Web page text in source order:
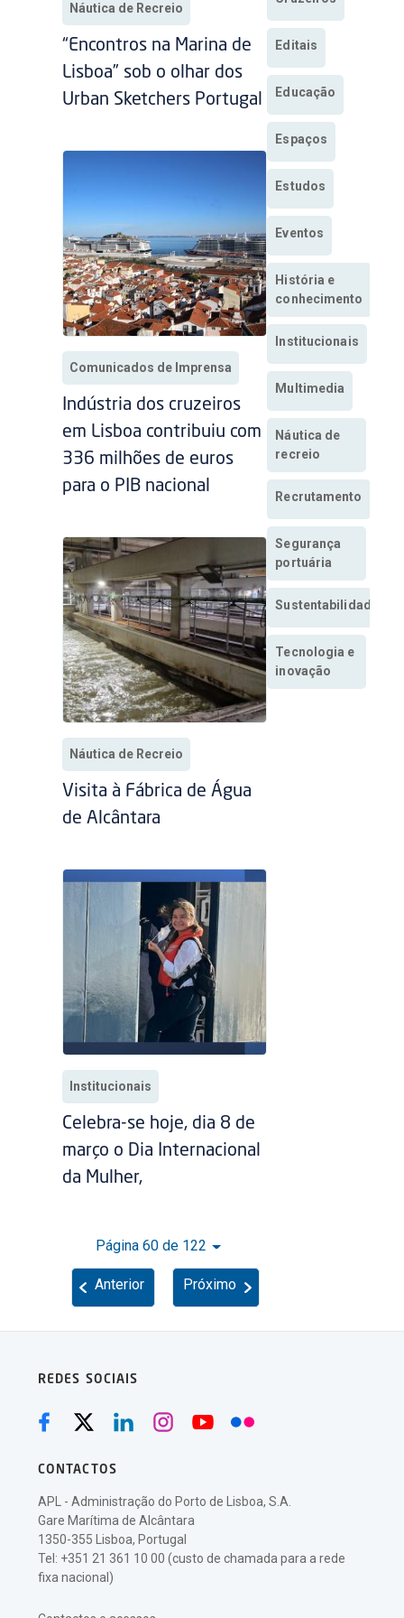
Náutica de Recreio
“Encontros na Marina de
Lisboa” sob o olhar dos
Urban Sketchers Portugal
Comunicados de Imprensa
Indústria dos cruzeiros
em Lisboa contribuiu com
336 milhões de euros
para o PIB nacional
Náutica de Recreio
Visita à Fábrica de Água
de Alcântara
Institucionais
Celebra-se hoje, dia 8 de
março o Dia Internacional
da Mulher,
Página 60 de 122
Anterior Próximo
Editais
Educação
Espaços
Estudos
Eventos
História e
conhecimento
Institucionais
Multimedia
Náutica de
recreio
Recrutamento
Segurança
portuária
Sustentabilidade
Tecnologia e
inovação
REDES SOCIAIS
CONTACTOS
APL - Administração do Porto de Lisboa, S.A.
Gare Marítima de Alcântara
1350-355 Lisboa, Portugal
Tel: +351 21 361 10 00 (custo de chamada para a rede
fixa nacional)